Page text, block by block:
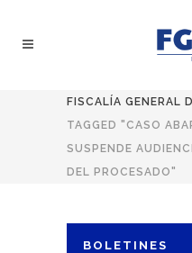
FISCALÍA GENERAL
TAGGED "CASO
SUSPENDE
DEL PROCESADO"
BOLETINES